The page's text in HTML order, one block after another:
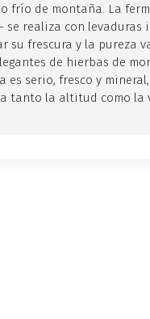
frío de montaña. La
se realiza con
su frescura y la pureza
de hierbas de
es serio, fresco y
tanto la altitud como la